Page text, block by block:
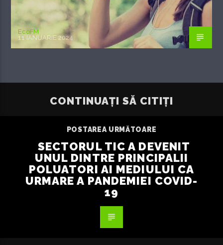
EcoFM
11 IANUARIE 2024
CONTINUAȚI SĂ CITIȚI
POSTAREA URMĂTOARE
SECTORUL TIC A DEVENIT
UNUL DINTRE PRINCIPALII
POLUATORI AI MEDIULUI CA
URMARE A PANDEMIEI COVID-
19